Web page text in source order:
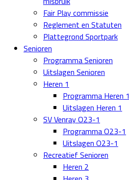
Fair Play commissie
Reglement en Statuten
Plattegrond Sportpark
Senioren
Programma Senioren
Uitslagen Senioren
Heren 1
Programma Heren 1
Uitslagen Heren 1
SV Venray O23-1
Programma O23-1
Uitslagen O23-1
Recreatief Senioren
Heren 2